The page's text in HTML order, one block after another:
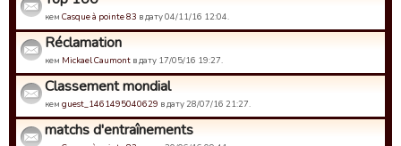
кем Casque à pointe 83 в дату 04/11/16 12:04.
Réclamation
кем Mickael Caumont в дату 17/05/16 19:27.
Classement mondial
кем guest_1461495040629 в дату 28/07/16 21:27.
matchs d'entraînements